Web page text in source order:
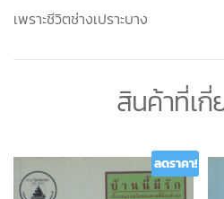
เพราะชีวิตช่างเปราะบาง
สินค้าที่เกี่
ลดราคา!